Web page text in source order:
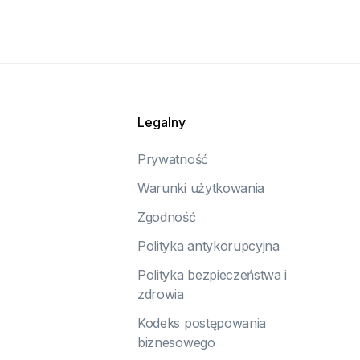
Legalny
Prywatność
Warunki użytkowania
Zgodność
Polityka antykorupcyjna
Polityka bezpieczeństwa i
zdrowia
Kodeks postępowania
biznesowego